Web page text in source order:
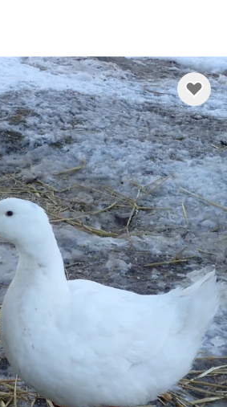
Fribourg
n'est pas réservé aux animaux :
respect, nous produisons des œufs
ainsi que du miel – entièrement
chimiques ni antibiotiques. Des
et tout simplement
la différence très vite.
1 heure • Gratuit non disponible